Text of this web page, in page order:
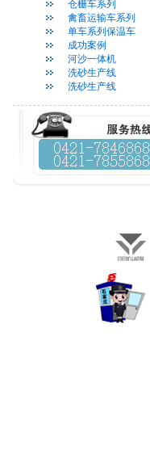
仓栅车系列
禽畜运输车系列
单车系列保温车
成功案例
河沙一体机
洗砂生产线
洗砂生产线